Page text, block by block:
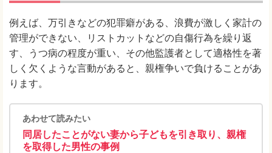
例えば、万引きなどの犯罪癖がある、浪費が激しく家計の
管理ができない、リストカットなどの自傷行為を繰り返
す、うつ病の程度が重い、その他監護者として適格性を著
しく欠くような言動があると、親権争いで負けることがあ
ります。
あわせて読みたい
同居したことがない妻から子どもを引き取り、親権
を取得した男性の事例